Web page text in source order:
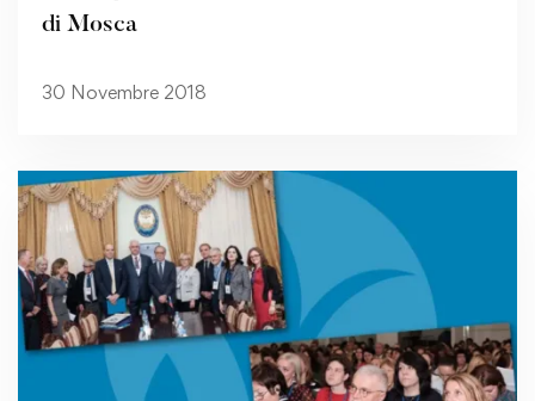
di Mosca
30 Novembre 2018